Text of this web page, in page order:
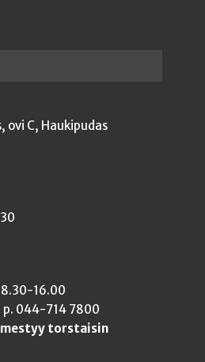
ovi C, Haukipudas
16.00
p. 044-714 7800
torstaisin